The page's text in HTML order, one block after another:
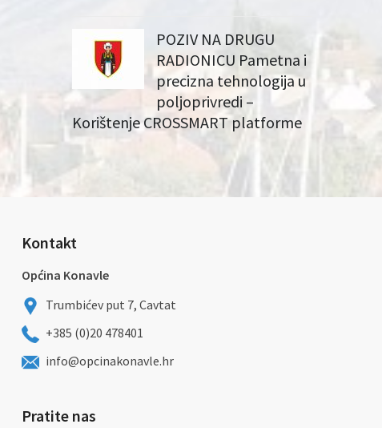
POZIV NA DRUGU
RADIONICU Pametna i
precizna tehnologija u
poljoprivredi –
Korištenje CROSSMART platforme
Kontakt
Općina Konavle
Trumbićev put 7, Cavtat
+385 (0)20 478401
info@opcinakonavle.hr
Pratite nas